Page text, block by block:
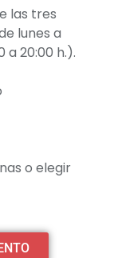
las tres
lunes a
a 20:00 h.).
o elegir